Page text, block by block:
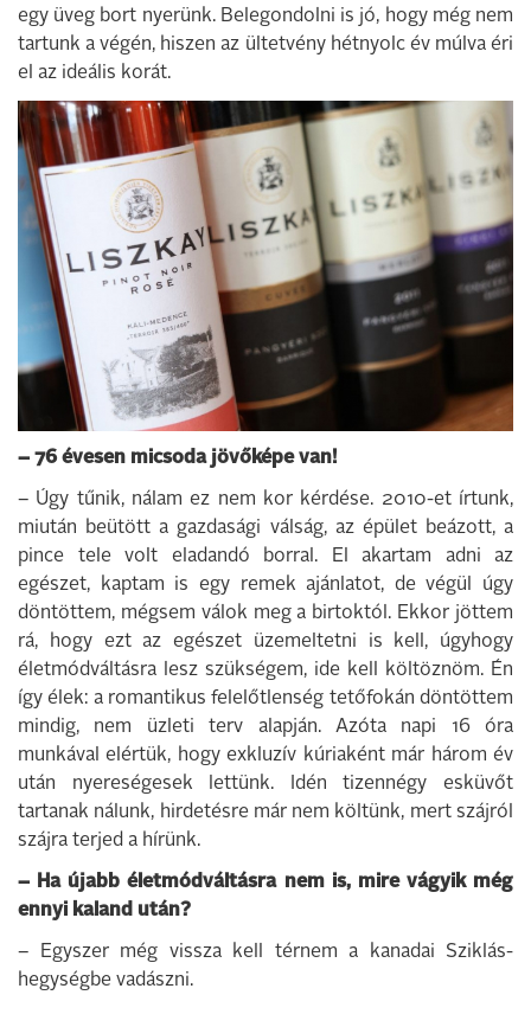
egy üveg bort nyerünk. Belegondolni is jó, hogy még nem
tartunk a végén, hiszen az ültetvény hétnyolc év múlva éri
el az ideális korát.
– 76 évesen micsoda jövőképe van!
– Úgy tűnik, nálam ez nem kor kérdése. 2010-et írtunk,
miután beütött a gazdasági válság, az épület beázott, a
pince tele volt eladandó borral. El akartam adni az
egészet, kaptam is egy remek ajánlatot, de végül úgy
döntöttem, mégsem válok meg a birtoktól. Ekkor jöttem
rá, hogy ezt az egészet üzemeltetni is kell, úgyhogy
életmódváltásra lesz szükségem, ide kell költöznöm. Én
így élek: a romantikus felelőtlenség tetőfokán döntöttem
mindig, nem üzleti terv alapján. Azóta napi 16 óra
munkával elértük, hogy exkluzív kúriaként már három év
után nyereségesek lettünk. Idén tizennégy esküvőt
tartanak nálunk, hirdetésre már nem költünk, mert szájról
szájra terjed a hírünk.
– Ha újabb életmódváltásra nem is, mire vágyik még
ennyi kaland után?
– Egyszer még vissza kell térnem a kanadai Sziklás-
hegységbe vadászni.